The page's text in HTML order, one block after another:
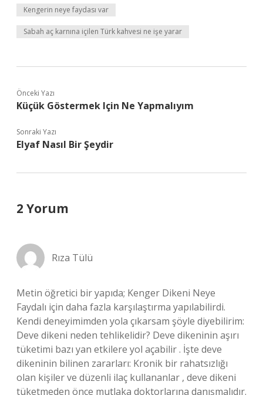
Kengerin neye faydası var
Sabah aç karnına içilen Türk kahvesi ne işe yarar
Önceki Yazı
Küçük Göstermek Için Ne Yapmalıyım
Sonraki Yazı
Elyaf Nasıl Bir Şeydir
2 Yorum
Rıza Tülü
Metin öğretici bir yapıda; Kenger Dikeni Neye
Faydalı için daha fazla karşılaştırma yapılabilirdi.
Kendi deneyimimden yola çıkarsam şöyle diyebilirim:
Deve dikeni neden tehlikelidir? Deve dikeninin aşırı
tüketimi bazı yan etkilere yol açabilir . İşte deve
dikeninin bilinen zararları: Kronik bir rahatsızlığı
olan kişiler ve düzenli ilaç kullananlar , deve dikeni
tüketmeden önce mutlaka doktorlarına danışmalıdır.